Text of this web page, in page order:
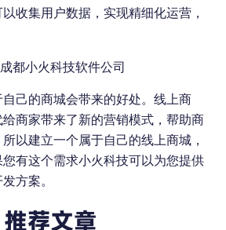
收集用户数据，实现精细化运营，
自己的商城会带来的好处。线上商
商家带来了新的营销模式，帮助商
以建立一个属于自己的线上商城，
有这个需求小火科技可以为您提供
方案。